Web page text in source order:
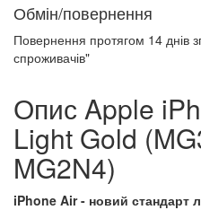
Обмін/повернення
Повернення протягом 14 днів
спроживачів"
Опис Apple
Light Gold
MG2N4)
iPhone Air - новий стандарт